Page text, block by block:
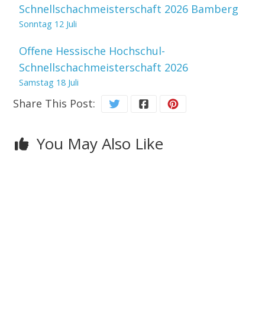
Schnellschachmeisterschaft 2026 Bamberg
Sonntag 12 Juli
Offene Hessische Hochschul-
Schnellschachmeisterschaft 2026
Samstag 18 Juli
Share This Post:
You May Also Like